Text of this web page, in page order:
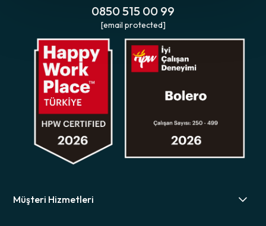
0850 515 00 99
[email protected]
Müşteri Hizmetleri